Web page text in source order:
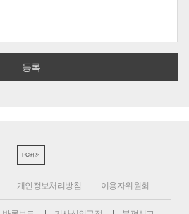
PC버전
개인정보처리방침 이용자위원회